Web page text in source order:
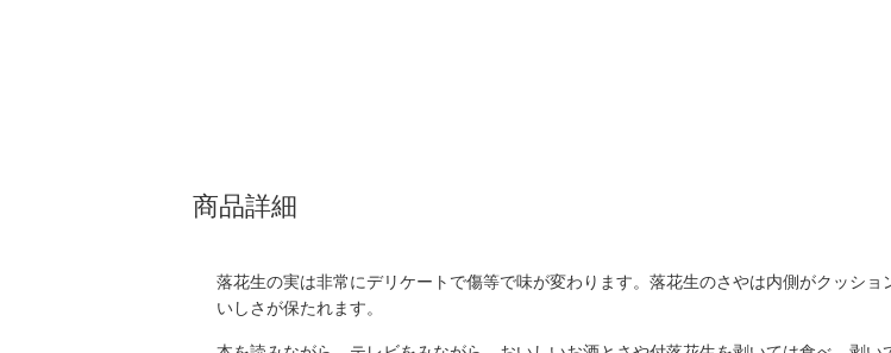
商品詳細
落花生の実は非常にデリケートで傷等で味が変わります。落花生のさやは内側がクッシ
いしさが保たれます。